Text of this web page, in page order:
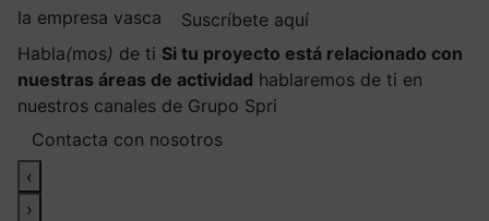
la empresa vasca
Suscríbete aquí
Habla(mos) de ti Si tu proyecto está relacionado con
nuestras áreas de actividad hablaremos de ti en
nuestros canales de Grupo Spri
Contacta con nosotros
‹
›